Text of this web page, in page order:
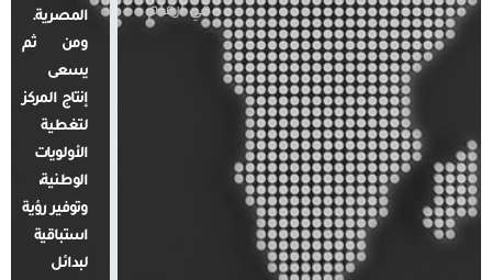
في أرقام
المصرية.
ومن ثم
يسعى
إنتاج المركز
لتغطية
الأولويات
الوطنية،
وتوفير رؤية
استباقية
لبدائل